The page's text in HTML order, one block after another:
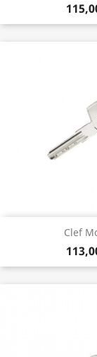
Clef